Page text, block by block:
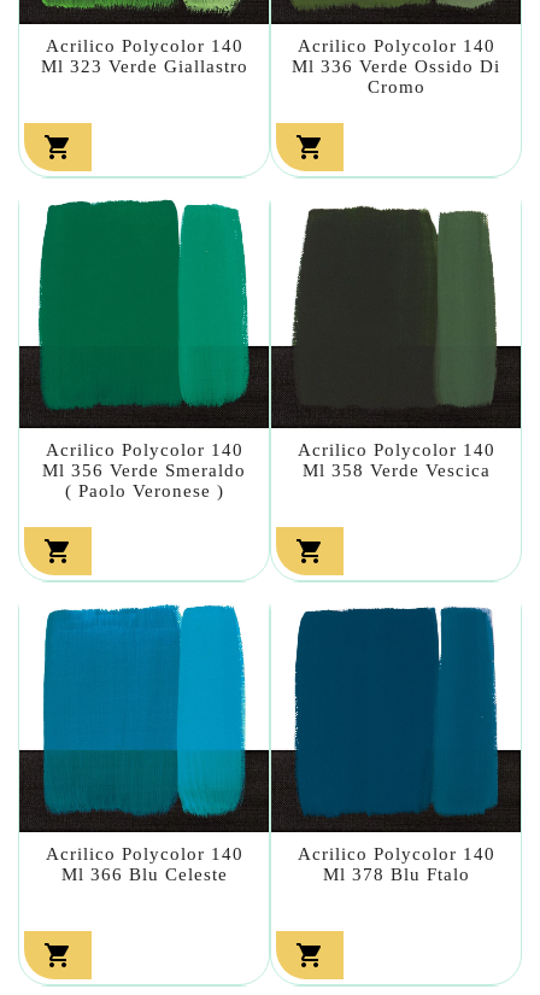
Acrilico Polycolor 140
Ml 323 Verde Giallastro

Acrilico Polycolor 140
Ml 336 Verde Ossido Di
Cromo

Acrilico Polycolor 140
Ml 356 Verde Smeraldo
( Paolo Veronese )

Acrilico Polycolor 140
Ml 358 Verde Vescica

Acrilico Polycolor 140
Ml 366 Blu Celeste

Acrilico Polycolor 140
Ml 378 Blu Ftalo
